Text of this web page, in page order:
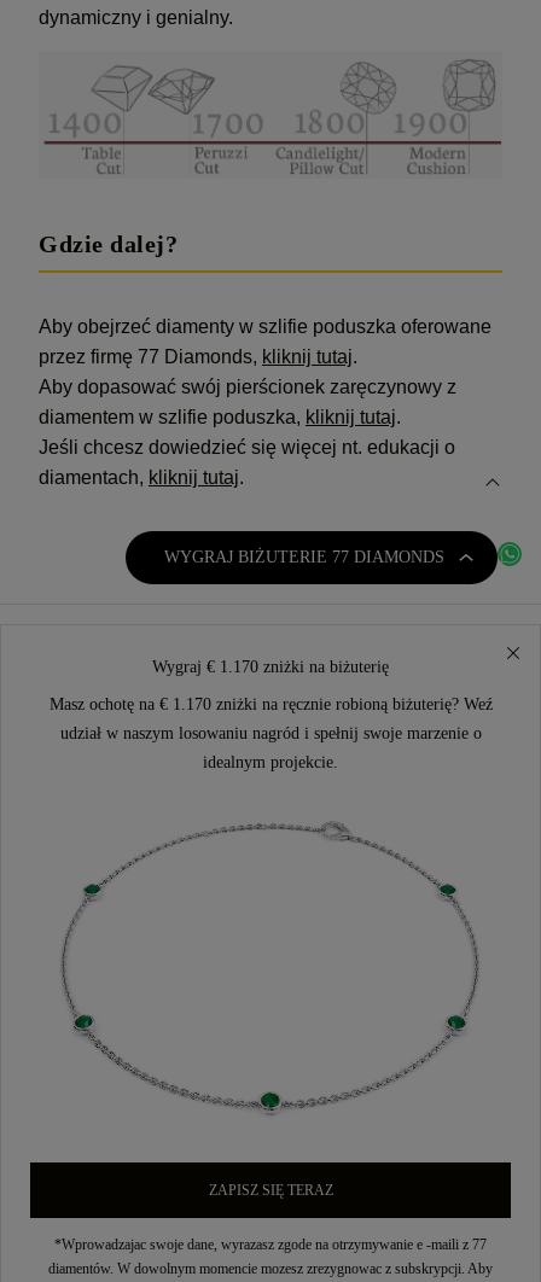
dynamiczny i genialny.
Gdzie dalej?
Aby obejrzeć diamenty w szlifie poduszka oferowane
przez firmę 77 Diamonds, kliknij tutaj.
Aby dopasować swój pierścionek zaręczynowy z
diamentem w szlifie poduszka, kliknij tutaj.
Jeśli chcesz dowiedzieć się więcej nt. edukacji o
diamentach, kliknij tutaj.
WYGRAJ BIŻUTERIE 77 DIAMONDS
Wygraj € 1.170 zniżki na biżuterię
Masz ochotę na € 1.170 zniżki na ręcznie robioną biżuterię? Weź
udział w naszym losowaniu nagród i spełnij swoje marzenie o
idealnym projekcie.
ZAPISZ SIĘ TERAZ
*Wprowadzajac swoje dane, wyrazasz zgode na otrzymywanie e -maili z 77
diamentów. W dowolnym momencie mozesz zrezygnowac z subskrypcji. Aby